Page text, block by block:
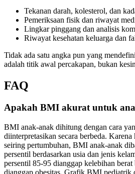
Tekanan darah, kolesterol, dan
Pemeriksaan fisik dan riwayat
Lingkar pinggang dan analisis
Riwayat kesehatan keluarga dan
Tidak ada satu angka pun yang
adalah titik awal percakapan, bukan
FAQ
Apakah BMI akurat untuk
BMI anak-anak dihitung dengan cara
diinterpretasikan secara berbeda.
seiring pertumbuhan, BMI anak-anak
persentil berdasarkan usia dan jenis
persentil 85-95 dianggap kelebihan